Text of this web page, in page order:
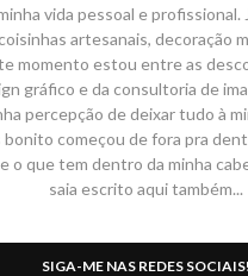
vida pessoal e profissional.
artesanais, decoração
momento estou entre as
gráfico e da consultoria de
percepção de deixar tudo à
bonito começou de fora pra
o que tem dentro da minha
saia escrito aqui também...
SIGA-ME NAS REDES SOCIAIS!